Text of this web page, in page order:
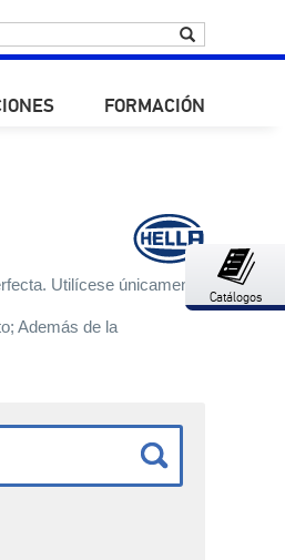
FORMACIÓN
Utilícese únicamente
Además de la
Catálogos